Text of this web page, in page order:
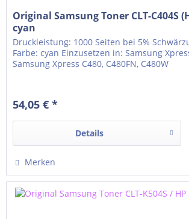
Original Samsung Toner CLT-C404S
cyan
Druckleistung: 1000 Seiten bei 5%
Farbe: cyan Einzusetzen in: Samsung
Samsung Xpress C480, C480FN, C480W
54,05 € *
Details
Merken